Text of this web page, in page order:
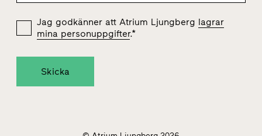
Jag godkänner att Atrium Ljungberg lagrar
mina personuppgifter.*